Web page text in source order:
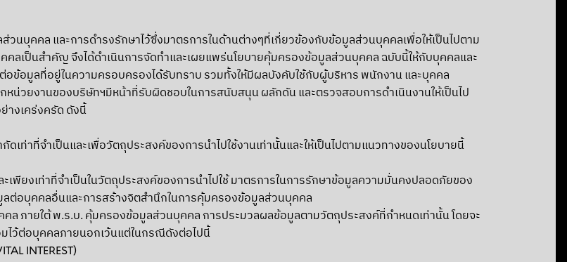
บุคคล และการดำรงรักษาไว้ซึ่งมาตรการในด้านต่างๆที่เกี่ยวข้องกับข้อมูลส่วนบุคคลเพื่อให้เป็นไปตาม
ลเป็นสำคัญ จึงได้ดำเนินการจัดทำและเผยแพร่นโยบายคุ้มครองข้อมูลส่วนบุคคล ฉบับนี้ให้กับบุคคลและ
อมูลที่อยู่ในความครอบครองได้รับทราบ รวมทั้งให้มีผลบังคับใช้กับผู้บริหาร พนักงาน และบุคคล
น่วยงานของบริษัทฯมีหน้าที่รับผิดชอบในการสนับสนุน ผลักดัน และตรวจสอบการดำเนินงานให้เป็นไป
างเคร่งครัด ดังนี้
เท่าที่จำเป็นและเพื่อวัตถุประสงค์ของการนำไปใช้งานเท่านั้นและให้เป็นไปตามแนวทางของนโยบายนี้
พียงเท่าที่จำเป็นในวัตถุประสงค์ของการนำไปใช้ มาตรการในการรักษาข้อมูลความมั่นคงปลอดภัยของ
ต่อบุคคลอื่นและการสร้างจิตสำนึกในการคุ้มครองข้อมูลส่วนบุคคล
ล ภายใต้ พ.ร.บ. คุ้มครองข้อมูลส่วนบุคคล การประมวลผลข้อมูลตามวัตถุประสงค์ที่กำหนดเท่านั้น โดยจะ
มไว้ต่อบุคคลภายนอกเว้นแต่ในกรณีดังต่อไปนี้
INTEREST)